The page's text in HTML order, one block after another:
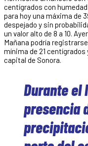
centígrados con
para hoy una máxima de
despejado y sin
un valor alto de 8 a 10.
Mañana podría
mínima de 21 centígrados
capital de Sonora.
Durante el
presencia